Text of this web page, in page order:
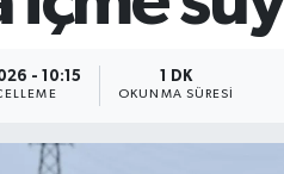
- 10:15 1 DK
OKUNMA SÜRESI